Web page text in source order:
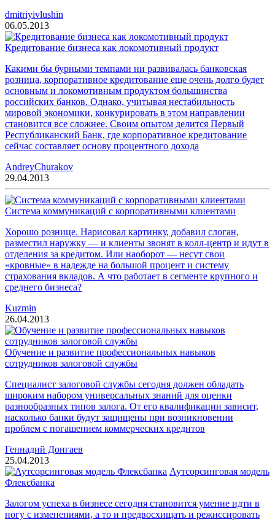
dmitriyivlushin
06.05.2013
Кредитование бизнеса как локомотивный продукт
Какими бы бурными темпами ни развивалась банковская
розница, корпоративное кредитование еще очень долго будет
основным и локомотивным продуктом большинства
российских банков. Однако, учитывая нестабильность
мировой экономики, конкурировать в этом направлении
становится все сложнее. Своим опытом делится Первый
Республиканский Банк, где корпоративное кредитование
сейчас составляет основу процентного дохода
AndreyChurakov
29.04.2013
Система коммуникаций с корпоративными клиентами
Хорошо рознице. Нарисовал картинку, добавил слоган,
разместил наружку — и клиенты звонят в колл-центр и идут в
отделения за кредитом. Или наоборот — несут свои
«кровные» в надежде на большой процент и систему
страхования вкладов. А что работает в сегменте крупного и
среднего бизнеса?
Kuzmin
26.04.2013
Обучение и развитие профессиональных навыков
сотрудников залоговой службы
Специалист залоговой службы сегодня должен обладать
широким набором универсальных знаний для оценки
разнообразных типов залога. От его квалификации зависит,
насколько банки будут защищены при возникновении
проблем с погашением коммерческих кредитов
Геннадий Донгаев
25.04.2013
Аутсорсинговая модель
Флексбанка
Залогом успеха в бизнесе сегодня становится умение идти в
ногу с изменениями, а то и предвосхищать и режиссировать